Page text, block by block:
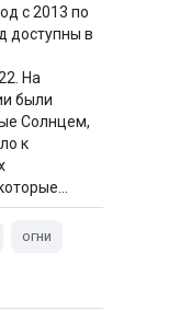
с 2013 по
доступны в
На
были
Солнцем,
к
огни